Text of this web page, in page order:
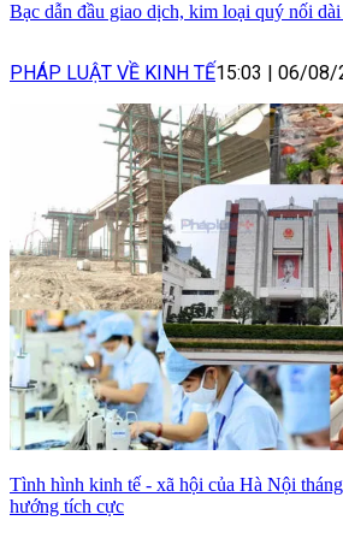
Bạc dẫn đầu giao dịch, kim loại quý nối dài
PHÁP LUẬT VỀ KINH TẾ15:03 06/08/
Tình hình kinh tế - xã hội của Hà Nội
hướng tích cực